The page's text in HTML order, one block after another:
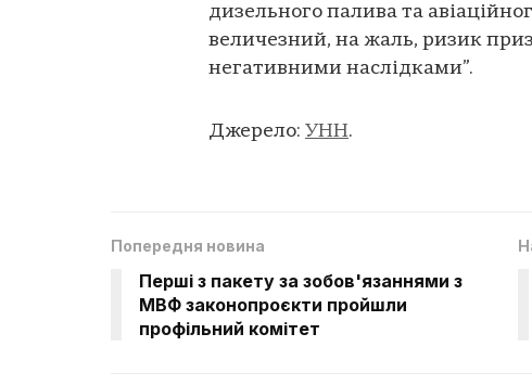
дизельного палива та
величезний, на жаль, ризик
негативними наслідками”.
Джерело: УНН.
Попередня новина
Перші з пакету за зобов'язаннями з
МВФ законопроєкти пройшли
профільний комітет